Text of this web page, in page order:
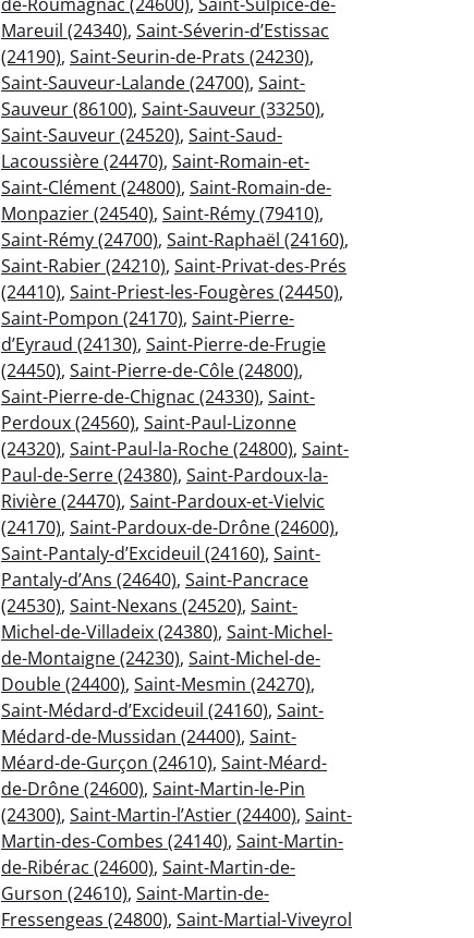
Mareuil (24340), Saint-Séverin-d’Estissac
(24190), Saint-Seurin-de-Prats (24230),
Saint-Sauveur-Lalande (24700), Saint-
Sauveur (86100), Saint-Sauveur (33250),
Saint-Sauveur (24520), Saint-Saud-
Lacoussière (24470), Saint-Romain-et-
Saint-Clément (24800), Saint-Romain-de-
Monpazier (24540), Saint-Rémy (79410),
Saint-Rémy (24700), Saint-Raphaël (24160),
Saint-Rabier (24210), Saint-Privat-des-Prés
(24410), Saint-Priest-les-Fougères (24450),
Saint-Pompon (24170), Saint-Pierre-
d’Eyraud (24130), Saint-Pierre-de-Frugie
(24450), Saint-Pierre-de-Côle (24800),
Saint-Pierre-de-Chignac (24330), Saint-
Perdoux (24560), Saint-Paul-Lizonne
(24320), Saint-Paul-la-Roche (24800), Saint-
Paul-de-Serre (24380), Saint-Pardoux-la-
Rivière (24470), Saint-Pardoux-et-Vielvic
(24170), Saint-Pardoux-de-Drône (24600),
Saint-Pantaly-d’Excideuil (24160), Saint-
Pantaly-d’Ans (24640), Saint-Pancrace
(24530), Saint-Nexans (24520), Saint-
Michel-de-Villadeix (24380), Saint-Michel-
de-Montaigne (24230), Saint-Michel-de-
Double (24400), Saint-Mesmin (24270),
Saint-Médard-d’Excideuil (24160), Saint-
Médard-de-Mussidan (24400), Saint-
Méard-de-Gurçon (24610), Saint-Méard-
de-Drône (24600), Saint-Martin-le-Pin
(24300), Saint-Martin-l’Astier (24400), Saint-
Martin-des-Combes (24140), Saint-Martin-
de-Ribérac (24600), Saint-Martin-de-
Gurson (24610), Saint-Martin-de-
Fressengeas (24800), Saint-Martial-Viveyrol